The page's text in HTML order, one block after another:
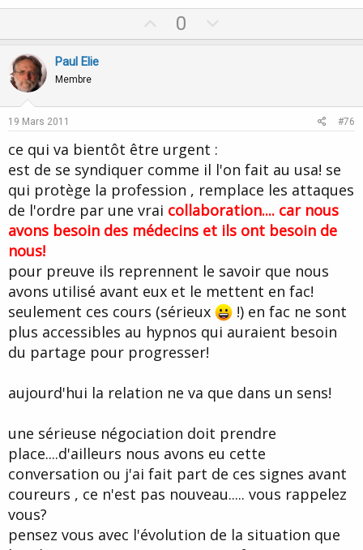
p
t
0
o
v
Paul Elie
Membre
19 Mars 2011 #76
ce qui va bientôt être urgent :
est de se syndiquer comme il l'on fait au usa! se
qui protège la profession , remplace les attaques
de l'ordre par une vrai collaboration.... car nous
avons besoin des médecins et ils ont besoin de
nous!
pour preuve ils reprennent le savoir que nous
avons utilisé avant eux et le mettent en fac!
seulement ces cours (sérieux
!) en fac ne sont
plus accessibles au hypnos qui auraient besoin
du partage pour progresser!
aujourd'hui la relation ne va que dans un sens!
une sérieuse négociation doit prendre
place....d'ailleurs nous avons eu cette
conversation ou j'ai fait part de ces signes avant
coureurs , ce n'est pas nouveau..... vous rappelez
vous?
pensez vous avec l'évolution de la situation que